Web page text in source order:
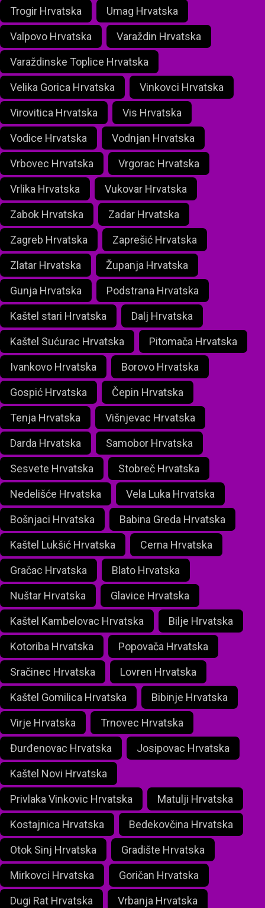
Trogir Hrvatska Umag Hrvatska
Valpovo Hrvatska Varaždin Hrvatska
Varaždinske Toplice Hrvatska
Velika Gorica Hrvatska Vinkovci Hrvatska
Virovitica Hrvatska Vis Hrvatska
Vodice Hrvatska Vodnjan Hrvatska
Vrbovec Hrvatska Vrgorac Hrvatska
Vrlika Hrvatska Vukovar Hrvatska
Zabok Hrvatska Zadar Hrvatska
Zagreb Hrvatska Zaprešić Hrvatska
Zlatar Hrvatska Županja Hrvatska
Gunja Hrvatska Podstrana Hrvatska
Kaštel stari Hrvatska Dalj Hrvatska
Kaštel Sućurac Hrvatska Pitomača Hrvatska
Ivankovo Hrvatska Borovo Hrvatska
Gospić Hrvatska Čepin Hrvatska
Tenja Hrvatska Višnjevac Hrvatska
Darda Hrvatska Samobor Hrvatska
Sesvete Hrvatska Stobreč Hrvatska
Nedelišće Hrvatska Vela Luka Hrvatska
Bošnjaci Hrvatska Babina Greda Hrvatska
Kaštel Lukšić Hrvatska Cerna Hrvatska
Gračac Hrvatska Blato Hrvatska
Nuštar Hrvatska Glavice Hrvatska
Kaštel Kambelovac Hrvatska Bilje Hrvatska
Kotoriba Hrvatska Popovača Hrvatska
Sračinec Hrvatska Lovren Hrvatska
Kaštel Gomilica Hrvatska Bibinje Hrvatska
Virje Hrvatska Trnovec Hrvatska
Đurđenovac Hrvatska Josipovac Hrvatska
Kaštel Novi Hrvatska
Privlaka Vinkovic Hrvatska Matulji Hrvatska
Kostajnica Hrvatska Bedekovčina Hrvatska
Otok Sinj Hrvatska Gradište Hrvatska
Mirkovci Hrvatska Goričan Hrvatska
Dugi Rat Hrvatska Vrbanja Hrvatska